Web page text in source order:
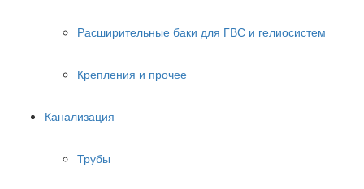
Расширительные баки для ГВС и гелиосистем
Крепления и прочее
Канализация
Трубы